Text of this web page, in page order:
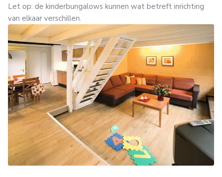
Let op: de kinderbungalows kunnen wat betreft inrichting
van elkaar verschillen.